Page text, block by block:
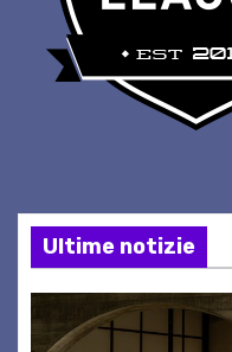
Ultime notizie